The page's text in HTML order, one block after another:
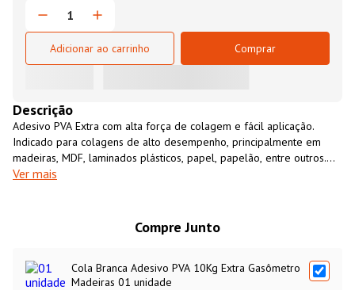
Adicionar ao carrinho Comprar
Descrição
Adesivo PVA Extra com alta força de colagem e fácil aplicação.
Indicado para colagens de alto desempenho, principalmente em
madeiras, MDF, laminados plásticos, papel, papelão, entre outros.
Embalagem com 10 Kg.
Ver mais
Compre Junto
Cola Branca Adesivo PVA 10Kg Extra Gasômetro
Madeiras 01 unidade